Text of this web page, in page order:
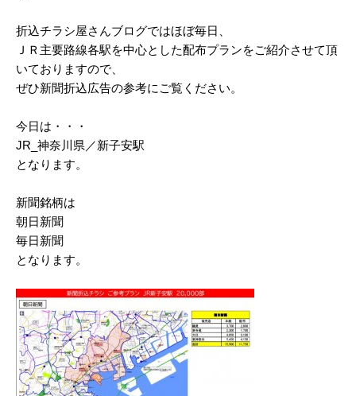
2025/03
2025/02
2024/12
2024/11
2024/09
2024/08
2024/06
2024/05
2024/04
折込チラシ屋さんブログではほぼ毎日、
ＪＲ主要路線各駅を中心とした配布プランをご紹介させて頂
いておりますので、
ぜひ新聞折込広告の参考にご覧ください。
今日は・・・
JR_神奈川県／新子安駅
となります。
新聞銘柄は
朝日新聞
毎日新聞
となります。